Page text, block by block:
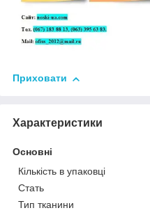
Приховати
Характеристики
Основні
Кількість в упаковці
Стать
Тип тканини